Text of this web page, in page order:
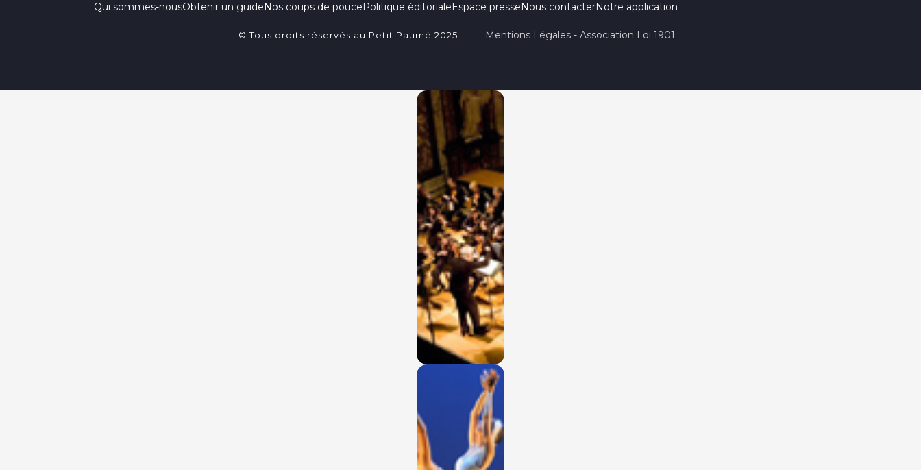
Qui sommes-nousObtenir un guideNos coups de poucePolitique éditorialeEspace presseNous contacterNotre application
© Tous droits réservés au Petit Paumé 2025 Mentions Légales - Association Loi 1901